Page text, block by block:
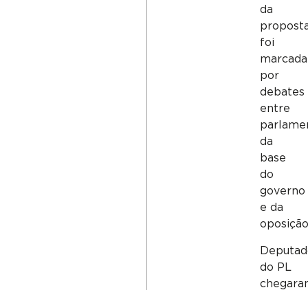
da
foi
marcada
por
debates
entre
da
base
do
governo
e da
do PL